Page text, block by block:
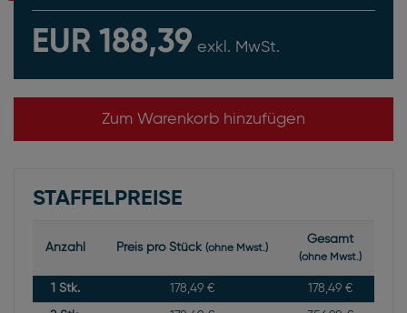
EUR 188,39 exkl. MwSt.
Zum Warenkorb hinzufügen
STAFFELPREISE
Anzahl Preis pro Stück (ohne Mwst.)
Gesamt
(ohne Mwst.)
1 Stk. 178,49 € 178,49 €